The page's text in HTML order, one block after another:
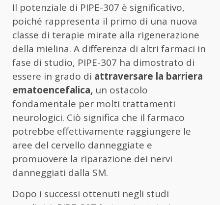
Il potenziale di PIPE-307 è significativo,
poiché rappresenta il primo di una nuova
classe di terapie mirate alla rigenerazione
della mielina. A differenza di altri farmaci in
fase di studio, PIPE-307 ha dimostrato di
essere in grado di attraversare la barriera
ematoencefalica, un ostacolo
fondamentale per molti trattamenti
neurologici. Ciò significa che il farmaco
potrebbe effettivamente raggiungere le
aree del cervello danneggiate e
promuovere la riparazione dei nervi
danneggiati dalla SM.
Dopo i successi ottenuti negli studi